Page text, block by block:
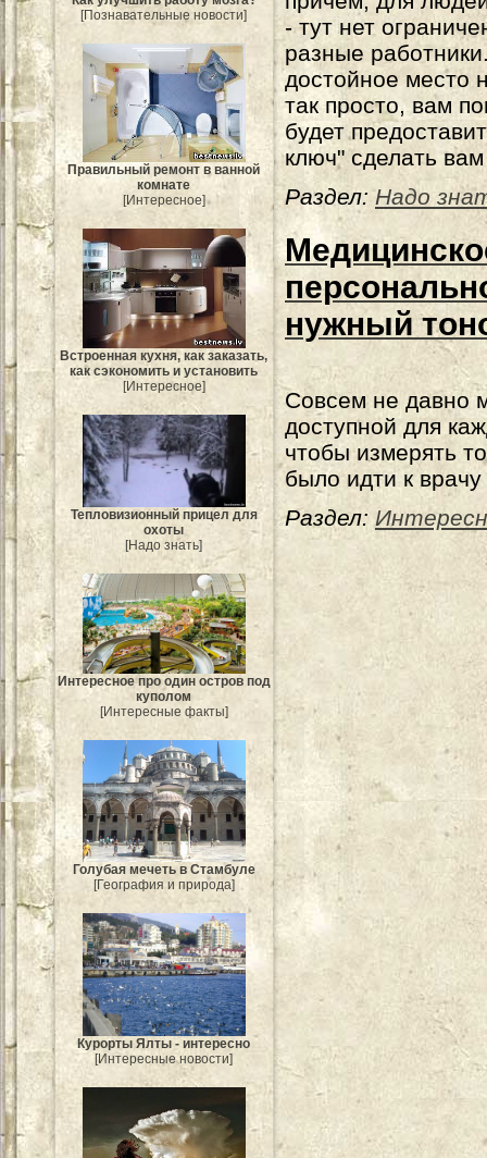
[Познавательные новости]
Правильный ремонт в ванной
комнате
[Интересное]
Встроенная кухня, как заказать,
как сэкономить и установить
[Интересное]
Тепловизионный прицел для
охоты
[Надо знать]
Интересное про один остров под
куполом
[Интересные факты]
Голубая мечеть в Стамбуле
[География и природа]
Курорты Ялты - интересно
[Интересные новости]
- тут нет
разные
достойное место
так просто, вам
будет
ключ" сделать
Раздел: Надо
нужный
Совсем не давно
доступной для
чтобы измерять
было идти к врачу
Раздел: